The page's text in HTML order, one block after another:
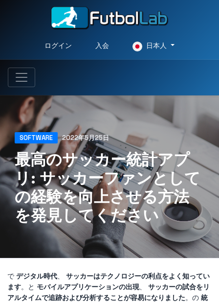
ログイン 入会 日本人
SOFTWARE 2022年5月25日
最高のサッカー統計アプ
リ: サッカーファンとして
の経験を向上させる方法
を発見してください
で デジタル時代
サッカーはテクノロジーの利点をよく知ってい
ます。と モバイルアプリケーションの出現、 サッカーの試合をリ
アルタイムで追跡および分析することが容易になりました。の 統